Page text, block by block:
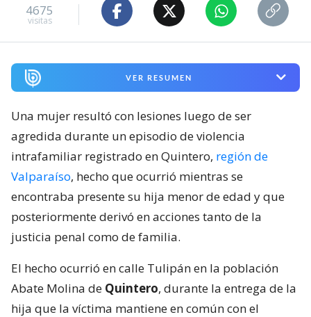
4675
visitas
VER RESUMEN
Una mujer resultó con lesiones luego de ser
agredida durante un episodio de violencia
intrafamiliar registrado en Quintero, región de
Valparaíso, hecho que ocurrió mientras se
encontraba presente su hija menor de edad y que
posteriormente derivó en acciones tanto de la
justicia penal como de familia.
El hecho ocurrió en calle Tulipán en la población
Abate Molina de Quintero, durante la entrega de la
hija que la víctima mantiene en común con el